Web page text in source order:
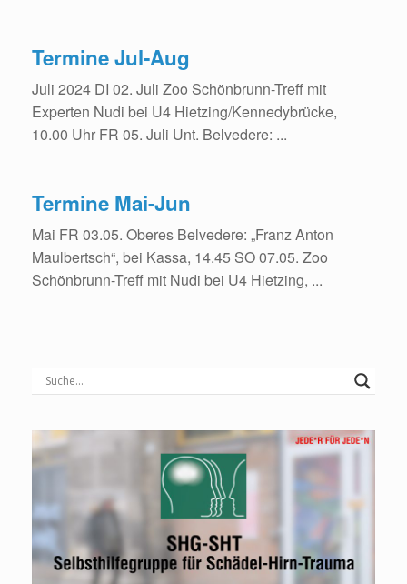
Termine Jul-Aug
Juli 2024 DI 02. Juli Zoo Schönbrunn-Treff mit
Experten Nudi bei U4 Hietzing/Kennedybrücke,
10.00 Uhr FR 05. Juli Unt. Belvedere: ...
Termine Mai-Jun
Mai FR 03.05. Oberes Belvedere: „Franz Anton
Maulbertsch“, bei Kassa, 14.45 SO 07.05. Zoo
Schönbrunn-Treff mit Nudi bei U4 Hietzing, ...